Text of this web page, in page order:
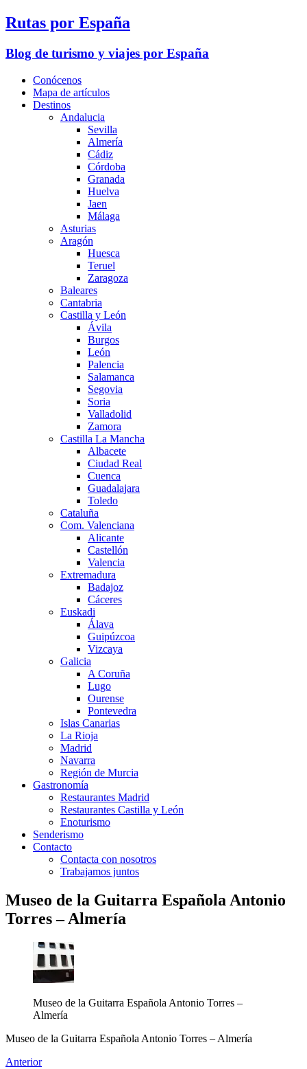
Rutas por España
Blog de turismo y viajes por España
Conócenos
Mapa de artículos
Destinos
Andalucia
Sevilla
Almería
Cádiz
Córdoba
Granada
Huelva
Jaen
Málaga
Asturias
Aragón
Huesca
Teruel
Zaragoza
Baleares
Cantabria
Castilla y León
Ávila
Burgos
León
Palencia
Salamanca
Segovia
Soria
Valladolid
Zamora
Castilla La Mancha
Albacete
Ciudad Real
Cuenca
Guadalajara
Toledo
Cataluña
Com. Valenciana
Alicante
Castellón
Valencia
Extremadura
Badajoz
Cáceres
Euskadi
Álava
Guipúzcoa
Vizcaya
Galicia
A Coruña
Lugo
Ourense
Pontevedra
Islas Canarias
La Rioja
Madrid
Navarra
Región de Murcia
Gastronomía
Restaurantes Madrid
Restaurantes Castilla y León
Enoturismo
Senderismo
Contacto
Contacta con nosotros
Trabajamos juntos
Museo de la Guitarra Española Antonio
Torres – Almería
Museo de la Guitarra Española Antonio Torres –
Almería
Museo de la Guitarra Española Antonio Torres – Almería
Anterior